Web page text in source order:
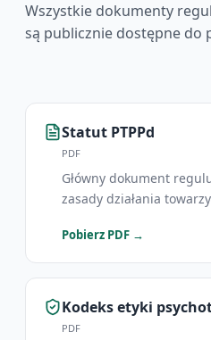
Wszystkie dokumenty
są publicznie dostępne do
Statut PTPPd
PDF
Główny dokument
zasady działania
Pobierz PDF →
Kodeks etyki
PDF